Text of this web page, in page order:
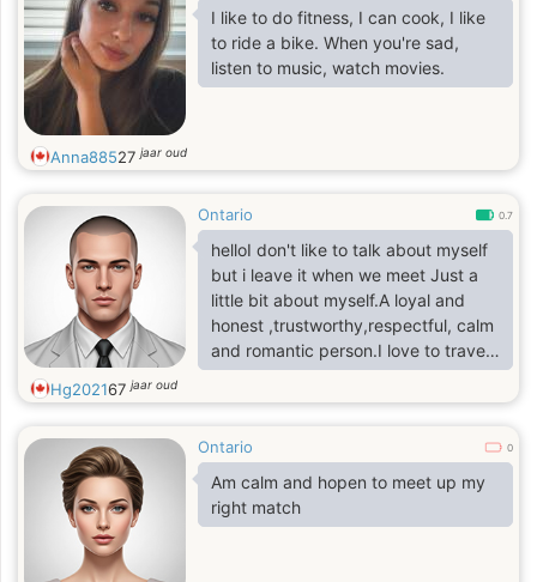
love the outdoors but also love to
relax inside watching movies while
hanging out with other Christian
friends. I am not a paid member of
I like to do fitness, I can cook, I like
to ride a bike. When you're sad,
listen to music, watch movies.
Anna88527jaar oud
Ontario 0.7
helloI don't like to talk about myself
but i leave it when we meet Just a
little bit about myself.A loyal and
honest ,trustworthy,respectful, calm
and romantic person.I love to travel,
love to cook and read,I joined here
looking fora serious woman for
sincere and calm woman without
children. Woman wants to get
married only. Age from 20 years to
39 years old. We can start
Hg202167jaar oud
Ontario 0
Am calm and hopen to meet up my
right match